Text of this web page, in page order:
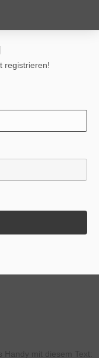
registrieren!
mit diesem Text: